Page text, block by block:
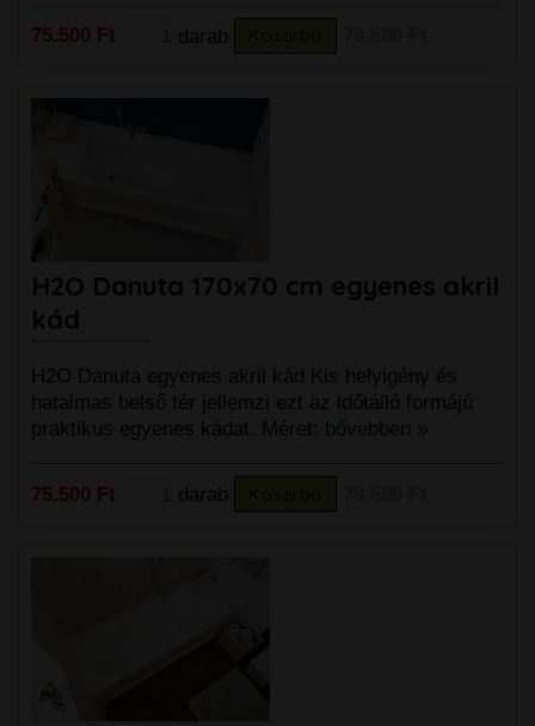
75.500 Ft darab
H2O Danuta 170x70 cm egyenes akril
kád
H2O Danuta egyenes akril kád Kis helyigény és
hatalmas belső tér jellemzi ezt az időtálló formájú
praktikus egyenes kádat. Méret: bővebben »
75.500 Ft darab